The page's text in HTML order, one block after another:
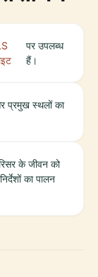
पर उपलब्ध
हैं।
प्रमुख स्थलों का
के जीवन को
का पालन